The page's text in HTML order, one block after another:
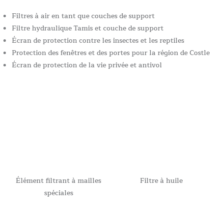
Filtres à air en tant que couches de support
Filtre hydraulique Tamis et couche de support
Écran de protection contre les insectes et les reptiles
Protection des fenêtres et des portes pour la région de Costle
Écran de protection de la vie privée et antivol
Élément filtrant à mailles
spéciales
Filtre à huile